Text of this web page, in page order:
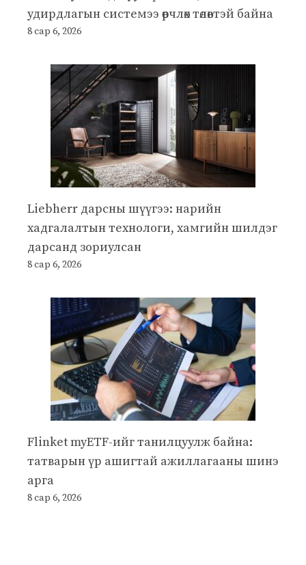
удирдлагын системээ өөрчлөх төлөвтэй байна
8 сар 6, 2026
Liebherr дарсны шүүгээ: нарийн
хадгалалтын технологи, хамгийн шилдэг
дарсанд зориулсан
8 сар 6, 2026
Flinket myETF-ийг танилцуулж байна:
татварын үр ашигтай ажиллагааны шинэ
арга
8 сар 6, 2026